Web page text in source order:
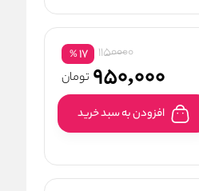
1150000
17
%
950,000 تومان
افزودن به سبد خرید